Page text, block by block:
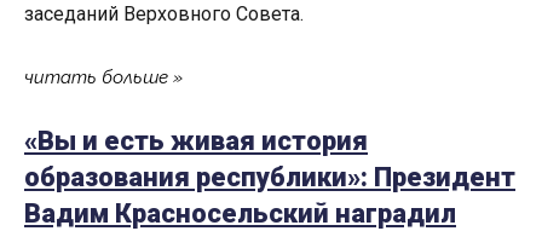
заседаний Верховного Совета.
читать больше
«Вы и есть живая история
образования республики»: Президент
Вадим Красносельский наградил